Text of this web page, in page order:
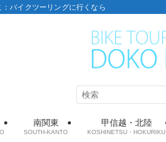
バイクツーリングに行くなら
南関東
SOUTH-KANTO
甲信越・北陸
KOSHINETSU・HOKURIKU